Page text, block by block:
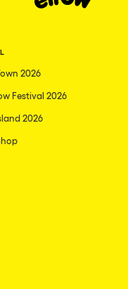
2026
Festival 2026
2026